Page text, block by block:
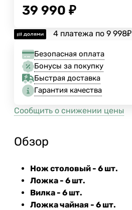
39 990 ₽
4 платежа по 9 998₽
Безопасная оплата
Бонусы за покупку
Быстрая доставка
Гарантия качества
Сообщить о снижении цены
Обзор
Нож столовый - 6 шт.
Ложка - 6 шт.
Вилка - 6 шт.
Ложка чайная - 6 шт.